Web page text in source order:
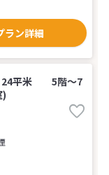
ラン詳細
24平米 5階〜7
)